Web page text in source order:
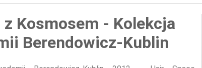
Kosmosem - Kolekcja
Berendowicz-Kublin